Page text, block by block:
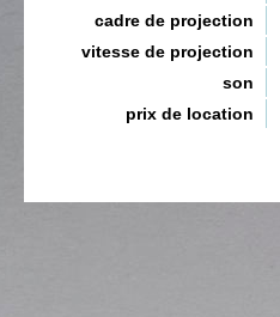
cadre de projection
vitesse de projection
son
prix de location